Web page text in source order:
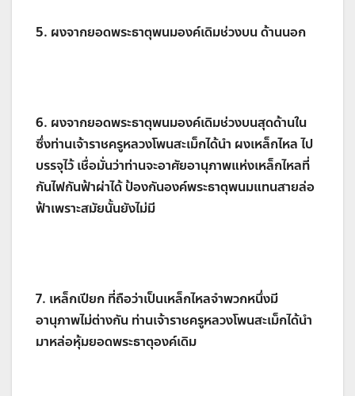
5. ผงจากยอดพระธาตุพนมองค์เดิมช่วงบน ด้านนอก
6. ผงจากยอดพระธาตุพนมองค์เดิมช่วงบนสุดด้านใน
ซึ่งท่านเจ้าราชครูหลวงโพนสะเม็กได้นำ ผงเหล็กไหล ไป
บรรจุไว้ เชื่อมั่นว่าท่านจะอาศัยอานุภาพแห่งเหล็กไหลที่
กันไฟกันฟ้าผ่าได้ ป้องกันองค์พระธาตุพนมแทนสายล่อ
ฟ้าเพราะสมัยนั้นยังไม่มี
7. เหล็กเปียก ที่ถือว่าเป็นเหล็กไหลจำพวกหนึ่งมี
อานุภาพไม่ต่างกัน ท่านเจ้าราชครูหลวงโพนสะเม็กได้นำ
มาหล่อหุ้มยอดพระธาตุองค์เดิม